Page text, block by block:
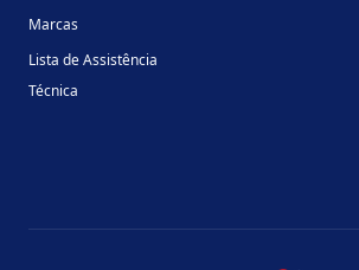
Marcas
Lista de Assistência
Técnica